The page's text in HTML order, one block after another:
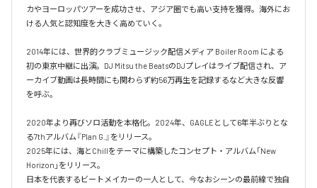
カやヨーロッパツアーを成功させ、アジア圏でも高い支持を獲得。海外にお
ける人気と認知度を大きく高めていく。
2014年には、世界的クラブミュージック配信メディア Boiler Room による
初の東京中継に出演。DJ Mitsu the BeatsのDJプレイはライブ配信され、ア
ーカイブ動画は長時間にも関わらず約56万再生を記録するなど大きな反響
を呼ぶ。
2020年より再びソロ活動を本格化。2024年、GAGLEとして6年半ぶりとな
る7thアルバム『Plan G.』をリリース。
2025年には、海とChillをテーマに構築したコンセプト・アルバム「New
Horizon」をリリース。
日本を代表するビートメイカーの一人として、今なおシーンの最前線で独自